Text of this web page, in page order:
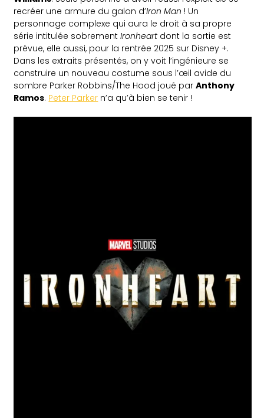
recréer une armure du galon d’Iron Man ! Un
personnage complexe qui aura le droit à sa propre
série intitulée sobrementIronheart dont la sortie est
prévue, elle aussi, pour la rentrée 2025 sur Disney +.
Dans les extraits présentés, on y voit l’ingénieure se
construire un nouveau costume sous l’œil avide du
sombre Parker Robbins/The Hood joué parAnthony
Ramos. Peter Parker n’a qu’à bien se tenir !